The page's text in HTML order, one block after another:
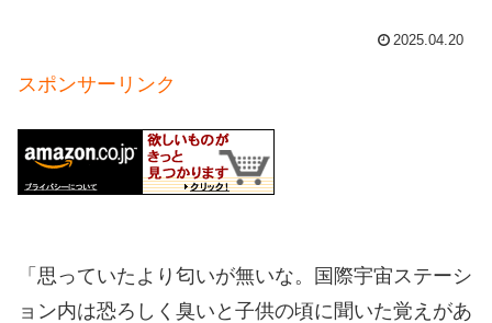
2025.04.20
スポンサーリンク
「思っていたより匂いが無いな。国際宇宙ステーシ
ョン内は恐ろしく臭いと子供の頃に聞いた覚えがあ